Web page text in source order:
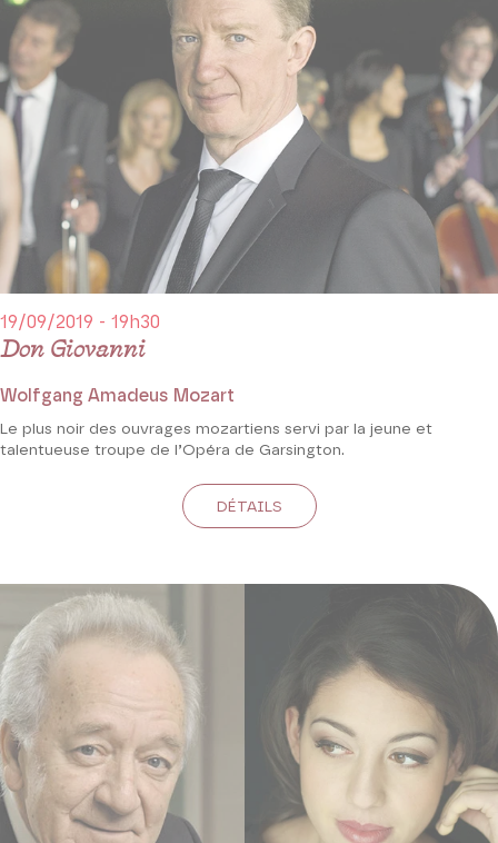
Don Giovanni
19/09/2019 - 19h30
Wolfgang Amadeus Mozart
Le plus noir des ouvrages mozartiens servi par la jeune et
talentueuse troupe de l’Opéra de Garsington.
DÉTAILS